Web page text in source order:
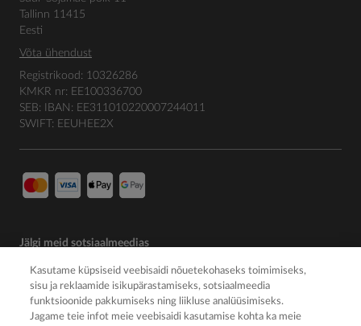
Tallinn 11415
Eesti
Võta ühendust
Registrikood: 10326286
KMKR nr: EE100336700
SEB: IBAN: EE311010220007244011
SWIFT: EEUHEE2X
Jälgi meid sotsiaalmeedias
Kasutame küpsiseid veebisaidi nõuetekohaseks toimimiseks,
sisu ja reklaamide isikupärastamiseks, sotsiaalmeedia
funktsioonide pakkumiseks ning liikluse analüüsimiseks.
Jagame teie infot meie veebisaidi kasutamise kohta ka meie